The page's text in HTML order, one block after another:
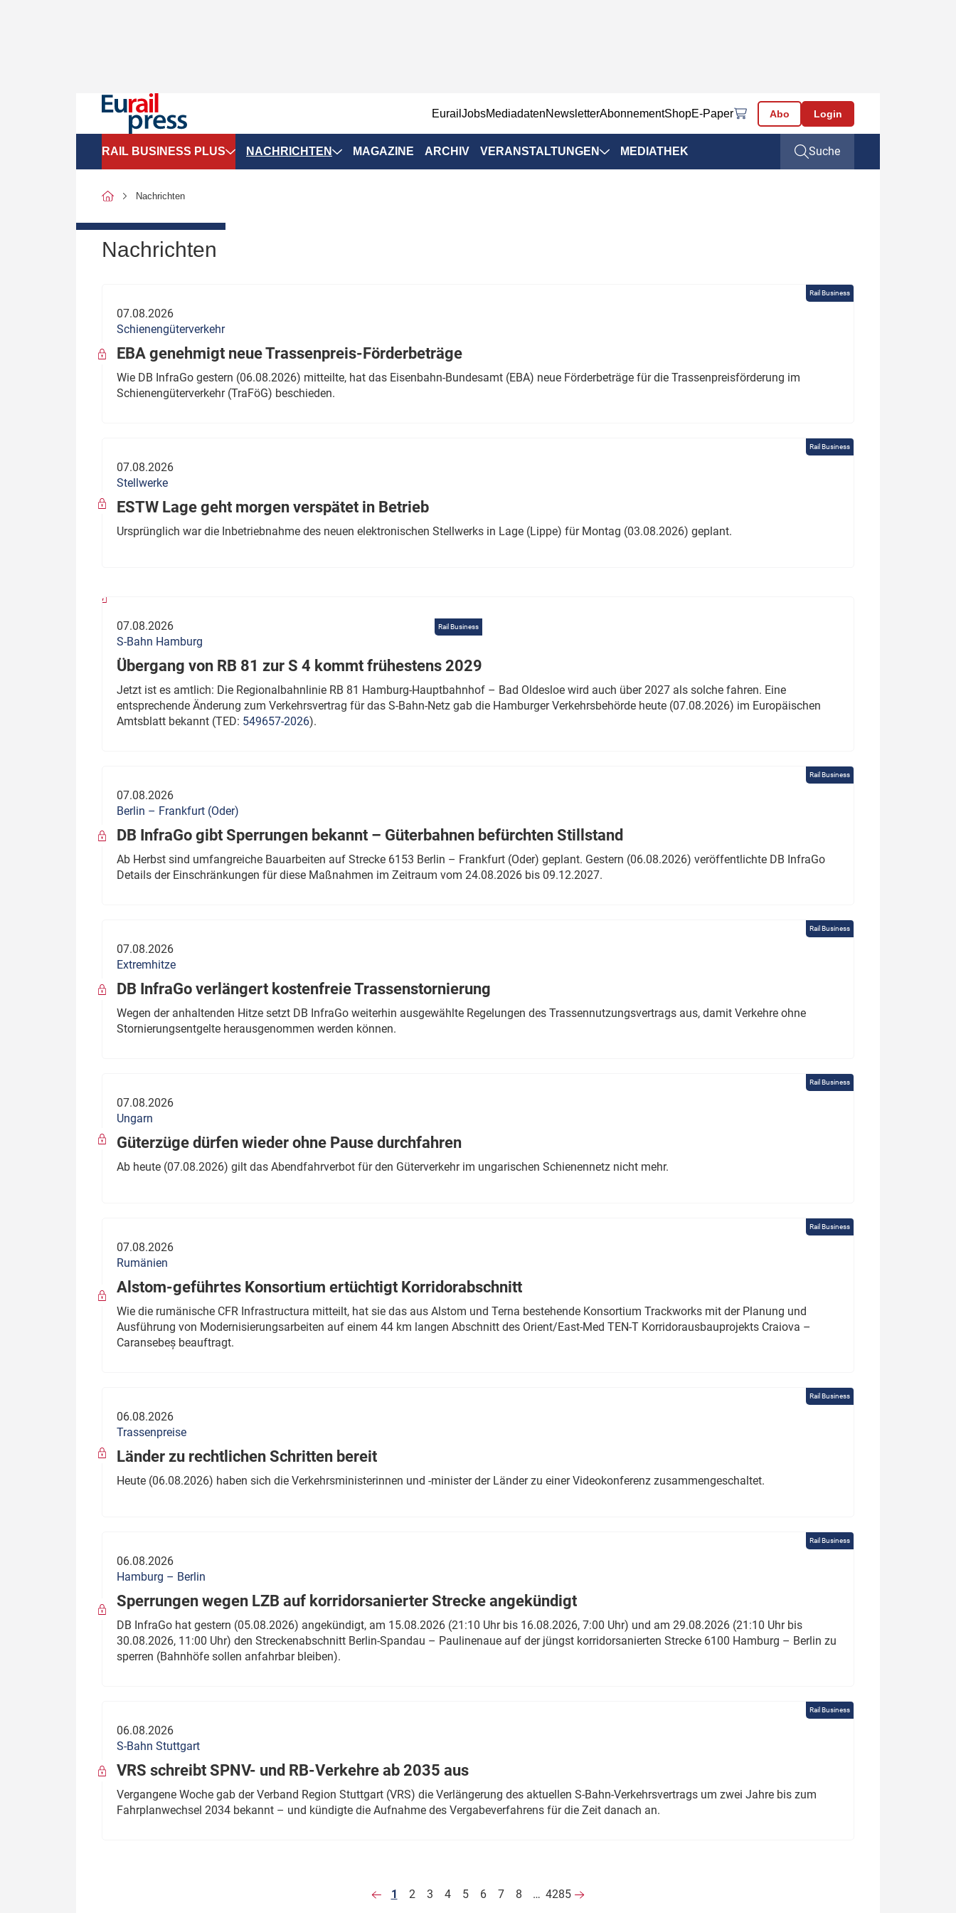
EurailJobsMediadatenNewsletterAbonnementShopE-Paper Abo Login
RAIL BUSINESS PLUS
SPNV-Marktdaten
Politik
Verbände: Wer spricht für
wen?
Thema des Monats
Dossier: Generalsanierung
Dossier: ETCS
NACHRICHTEN
Infrastruktur & Ausrüstung
ÖPNV
MAGAZINE ARCHIV VERANSTALTUNGEN MEDIATHEK Suche
Nachrichten
Nachrichten
Rail Business
07.08.2026
Schienengüterverkehr
EBA genehmigt neue Trassenpreis-Förderbeträge
Wie DB InfraGo gestern (06.08.2026) mitteilte, hat das Eisenbahn-Bundesamt (EBA) neue Förderbeträge für die Trassenpreisförderung im
Schienengüterverkehr (TraFöG) beschieden.
Rail Business
07.08.2026
Stellwerke
ESTW Lage geht morgen verspätet in Betrieb
Ursprünglich war die Inbetriebnahme des neuen elektronischen Stellwerks in Lage (Lippe) für Montag (03.08.2026) geplant.
Rail Business
07.08.2026
S-Bahn Hamburg
Übergang von RB 81 zur S 4 kommt frühestens 2029
Jetzt ist es amtlich: Die Regionalbahnlinie RB 81 Hamburg-Hauptbahnhof – Bad Oldesloe wird auch über 2027 als solche fahren. Eine
entsprechende Änderung zum Verkehrsvertrag für das S-Bahn-Netz gab die Hamburger Verkehrsbehörde heute (07.08.2026) im Europäischen
Amtsblatt bekannt (TED: 549657-2026).
Rail Business
07.08.2026
Berlin – Frankfurt (Oder)
DB InfraGo gibt Sperrungen bekannt – Güterbahnen befürchten Stillstand
Ab Herbst sind umfangreiche Bauarbeiten auf Strecke 6153 Berlin – Frankfurt (Oder) geplant. Gestern (06.08.2026) veröffentlichte DB InfraGo
Details der Einschränkungen für diese Maßnahmen im Zeitraum vom 24.08.2026 bis 09.12.2027.
Rail Business
07.08.2026
Extremhitze
DB InfraGo verlängert kostenfreie Trassenstornierung
Wegen der anhaltenden Hitze setzt DB InfraGo weiterhin ausgewählte Regelungen des Trassennutzungsvertrags aus, damit Verkehre ohne
Stornierungsentgelte herausgenommen werden können.
Rail Business
07.08.2026
Ungarn
Güterzüge dürfen wieder ohne Pause durchfahren
Ab heute (07.08.2026) gilt das Abendfahrverbot für den Güterverkehr im ungarischen Schienennetz nicht mehr.
Rail Business
07.08.2026
Rumänien
Alstom-geführtes Konsortium ertüchtigt Korridorabschnitt
Wie die rumänische CFR Infrastructura mitteilt, hat sie das aus Alstom und Terna bestehende Konsortium Trackworks mit der Planung und
Ausführung von Modernisierungsarbeiten auf einem 44 km langen Abschnitt des Orient/East-Med TEN-T Korridorausbauprojekts Craiova –
Caransebeș beauftragt.
Rail Business
06.08.2026
Trassenpreise
Länder zu rechtlichen Schritten bereit
Heute (06.08.2026) haben sich die Verkehrsministerinnen und -minister der Länder zu einer Videokonferenz zusammengeschaltet.
Rail Business
06.08.2026
Hamburg – Berlin
Sperrungen wegen LZB auf korridorsanierter Strecke angekündigt
DB InfraGo hat gestern (05.08.2026) angekündigt, am 15.08.2026 (21:10 Uhr bis 16.08.2026, 7:00 Uhr) und am 29.08.2026 (21:10 Uhr bis
30.08.2026, 11:00 Uhr) den Streckenabschnitt Berlin-Spandau – Paulinenaue auf der jüngst korridorsanierten Strecke 6100 Hamburg – Berlin zu
sperren (Bahnhöfe sollen anfahrbar bleiben).
Rail Business
06.08.2026
S-Bahn Stuttgart
VRS schreibt SPNV- und RB-Verkehre ab 2035 aus
Vergangene Woche gab der Verband Region Stuttgart (VRS) die Verlängerung des aktuellen S-Bahn-Verkehrsvertrags um zwei Jahre bis zum
Fahrplanwechsel 2034 bekannt – und kündigte die Aufnahme des Vergabeverfahrens für die Zeit danach an.
1 2 3 4 5 6 7 8 … 4285